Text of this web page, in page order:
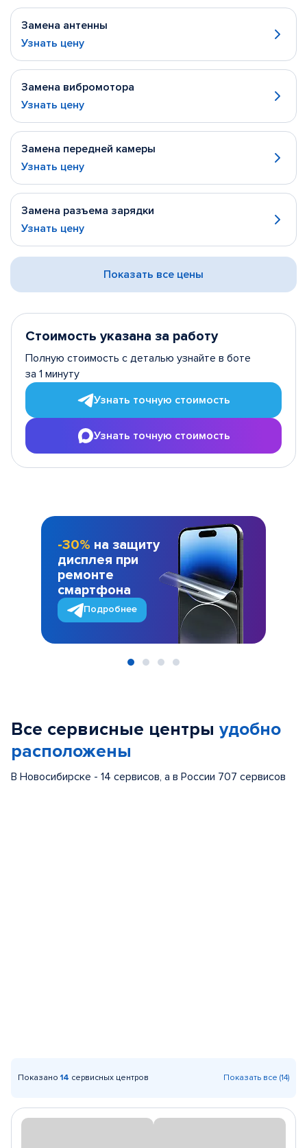
Замена антенны
Узнать цену
Замена вибромотора
Узнать цену
Замена передней камеры
Узнать цену
Замена разъема зарядки
Узнать цену
Показать все цены
Стоимость указана за работу
Полную стоимость с деталью узнайте в боте
за 1 минуту
Узнать точную стоимость
Узнать точную стоимость
-30% на защиту
дисплея при
ремонте
смартфона
Подробнее
Все сервисные центры удобно
расположены
В Новосибирске - 14 сервисов, а в России 707 сервисов
Показано 14 сервисных центров Показать все (14)